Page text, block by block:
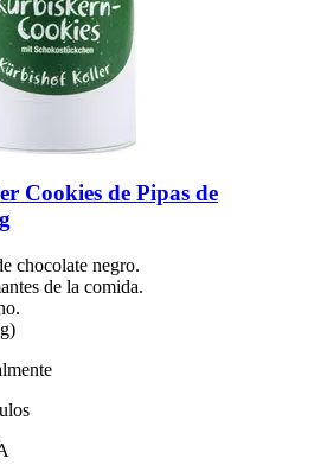
Cookies de Pipas de
chocolate negro.
de la comida.